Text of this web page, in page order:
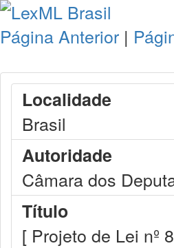
Página Anterior |
Localidade
Brasil
Autoridade
Câmara dos
Título
[ Projeto de Lei nº